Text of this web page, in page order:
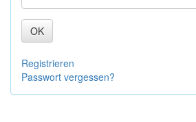
OK
Registrieren
Passwort vergessen?